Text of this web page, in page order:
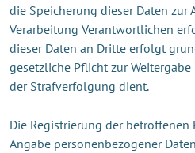
die Speicherung dieser Daten zur
Verarbeitung Verantwortlichen
dieser Daten an Dritte erfolgt
gesetzliche Pflicht zur
der Strafverfolgung dient.
Die Registrierung der
Angabe personenbezogener